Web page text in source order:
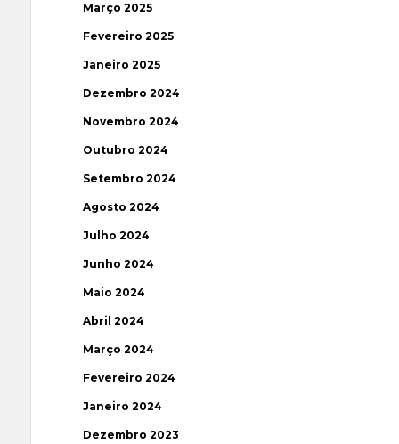
Março 2025
Fevereiro 2025
Janeiro 2025
Dezembro 2024
Novembro 2024
Outubro 2024
Setembro 2024
Agosto 2024
Julho 2024
Junho 2024
Maio 2024
Abril 2024
Março 2024
Fevereiro 2024
Janeiro 2024
Dezembro 2023